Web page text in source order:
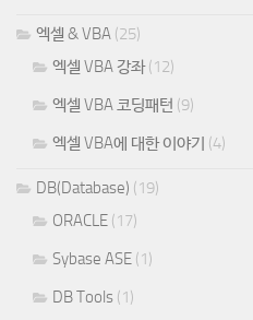
엑셀 & VBA (25)
엑셀 VBA 강좌(12)
엑셀 VBA 코딩패턴 (9)
엑셀 VBA에 대한 이야기 (4)
DB(Database) (19)
ORACLE (17)
Sybase ASE (1)
DB Tools (1)